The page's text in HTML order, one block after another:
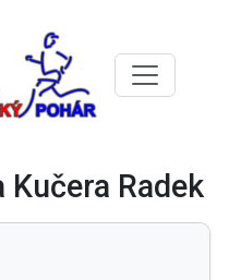
Radek